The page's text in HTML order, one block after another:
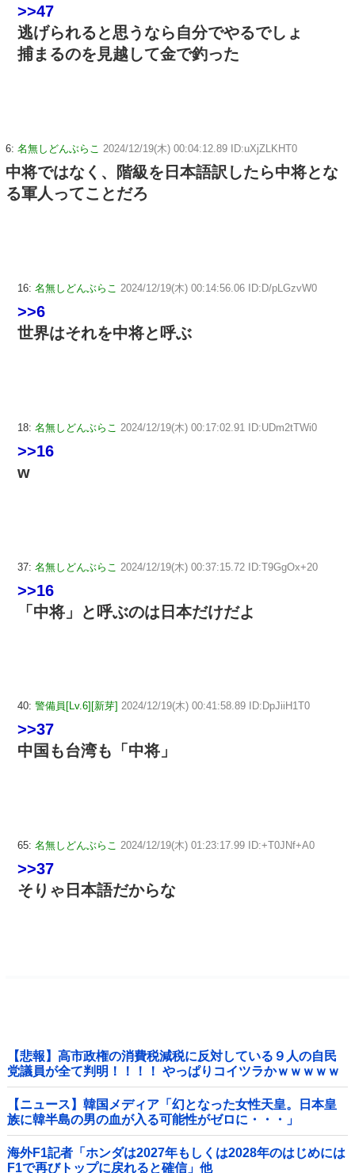
>>47
逃げられると思うなら自分でやるでしょ
捕まるのを見越して金で釣った
6: 名無しどんぶらこ 2024/12/19(木) 00:04:12.89 ID:uXjZLKHT0
中将ではなく、階級を日本語訳したら中将とな
る軍人ってことだろ
16: 名無しどんぶらこ 2024/12/19(木) 00:14:56.06 ID:D/pLGzvW0
>>6
世界はそれを中将と呼ぶ
18: 名無しどんぶらこ 2024/12/19(木) 00:17:02.91 ID:UDm2tTWi0
>>16
w
37: 名無しどんぶらこ 2024/12/19(木) 00:37:15.72 ID:T9GgOx+20
>>16
「中将」と呼ぶのは日本だけだよ
40: 警備員[Lv.6][新芽] 2024/12/19(木) 00:41:58.89 ID:DpJiiH1T0
>>37
中国も台湾も「中将」
65: 名無しどんぶらこ 2024/12/19(木) 01:23:17.99 ID:+T0JNf+A0
>>37
そりゃ日本語だからな
【悲報】高市政権の消費税減税に反対している９人の自民
党議員が全て判明！！！！ やっぱりコイツラかｗｗｗｗｗ
【ニュース】韓国メディア「幻となった女性天皇。日本皇
族に韓半島の男の血が入る可能性がゼロに・・・」
海外F1記者「ホンダは2027年もしくは2028年のはじめには
F1で再びトップに戻れると確信」他